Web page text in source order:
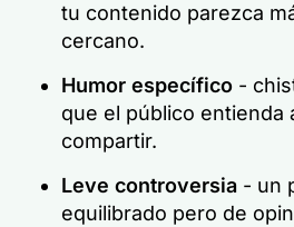
tu contenido parezca
cercano.
Humor específico -
que el público entienda
compartir.
Leve controversia - un
equilibrado pero de